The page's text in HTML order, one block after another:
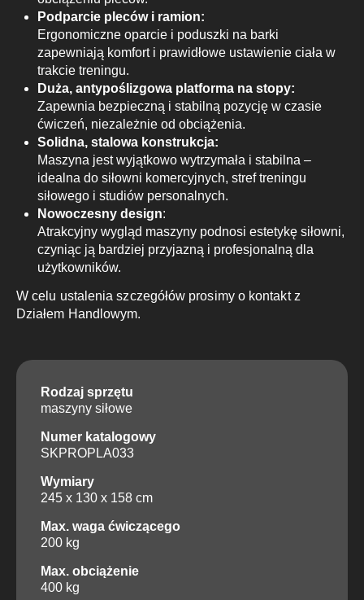
Podparcie pleców i ramion:
Ergonomiczne oparcie i poduszki na barki
zapewniają komfort i prawidłowe ustawienie ciała w
trakcie treningu.
Duża, antypoślizgowa platforma na stopy:
Zapewnia bezpieczną i stabilną pozycję w czasie
ćwiczeń, niezależnie od obciążenia.
Solidna, stalowa konstrukcja:
Maszyna jest wyjątkowo wytrzymała i stabilna –
idealna do siłowni komercyjnych, stref treningu
siłowego i studiów personalnych.
Nowoczesny design:
Atrakcyjny wygląd maszyny podnosi estetykę siłowni,
czyniąc ją bardziej przyjazną i profesjonalną dla
użytkowników.
W celu ustalenia szczegółów prosimy o kontakt z
Działem Handlowym.
Rodzaj sprzętu
maszyny siłowe
Numer katalogowy
SKPROPLA033
Wymiary
245 x 130 x 158 cm
Max. waga ćwiczącego
200 kg
Max. obciążenie
400 kg